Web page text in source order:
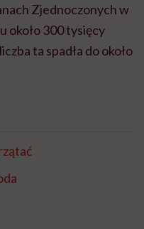
Zjednoczonych w
około 300 tysięcy
ta spadła do około